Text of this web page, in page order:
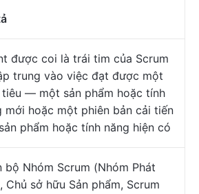
được coi là trái tim của Scrum
trung vào việc đạt được một
tiêu — một sản phẩm hoặc tính
mới hoặc một phiên bản cải tiến
phẩm hoặc tính năng hiện có
bộ Nhóm Scrum (Nhóm Phát
Chủ sở hữu Sản phẩm, Scrum